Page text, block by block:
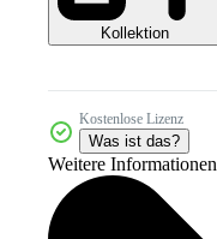
Kollektion
Kostenlose Lizenz
Was ist das?
Weitere Informationen